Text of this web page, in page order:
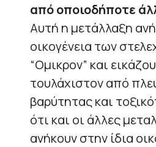
από οποιοδήποτε
Αυτή η μετάλλαξη
οικογένεια των
“Ομικρον” και
τουλάχιστον από
βαρύτητας και
ότι και οι άλλες
ανήκουν στην ίδια